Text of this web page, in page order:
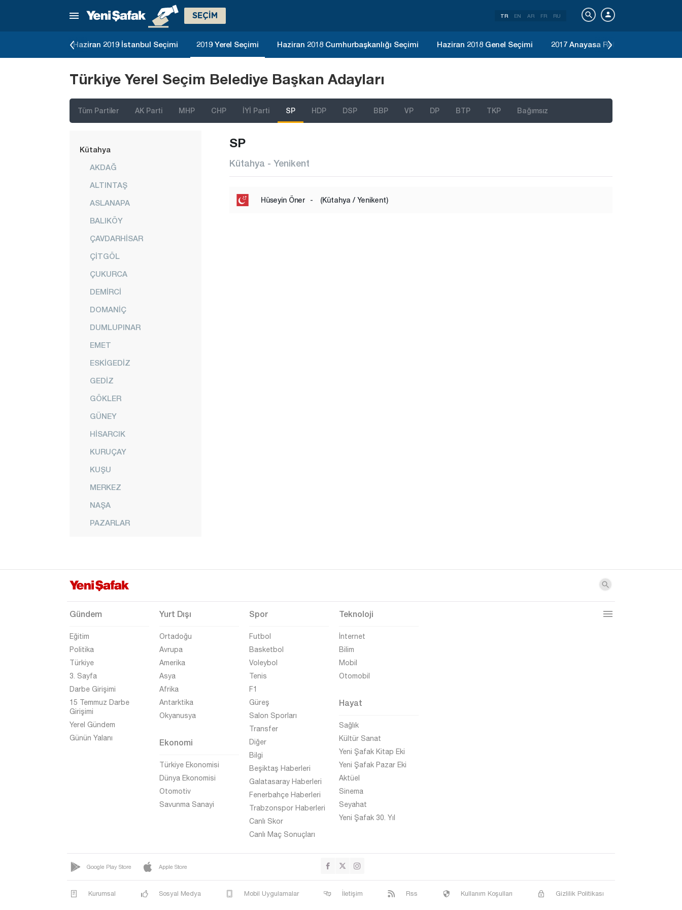
SEÇİM TR EN AR FR RU
Haziran 2019 İstanbul Seçimi 2019 Yerel Seçimi Haziran 2018 Cumhurbaşkanlığı Seçimi Haziran 2018 Genel Seçimi 2017 Anayasa Referandumu
Türkiye Yerel Seçim Belediye Başkan Adayları
Tüm Partiler AK Parti MHP CHP İYİ Parti SP HDP DSP BBP VP DP BTP TKP Bağımsız
Kırıkkale
Kırklareli
Kırşehir
Kocaeli
Kütahya
AKDAĞ
ALTINTAŞ
ASLANAPA
BALIKÖY
ÇAVDARHİSAR
ÇİTGÖL
ÇUKURCA
DEMİRCİ
DOMANİÇ
DUMLUPINAR
EMET
ESKİGEDİZ
GEDİZ
GÖKLER
GÜNEY
HİSARCIK
KURUÇAY
KUŞU
MERKEZ
NAŞA
PAZARLAR
TAVŞANLI
TEPECİK
YENİKENT
Malatya
Manisa
Mardin
Mersin
Muğla
Samsun
Siirt
SP
Kütahya - Yenikent
Hüseyin Öner - (Kütahya / Yenikent)
Gündem
Eğitim
Politika
Türkiye
3. Sayfa
Darbe Girişimi
15 Temmuz Darbe
Girişimi
Yerel Gündem
Günün Yalanı
Yurt Dışı
Ortadoğu
Avrupa
Amerika
Asya
Afrika
Antarktika
Okyanusya
Ekonomi
Türkiye Ekonomisi
Dünya Ekonomisi
Otomotiv
Savunma Sanayi
Spor
Futbol
Basketbol
Voleybol
Tenis
F1
Güreş
Salon Sporları
Transfer
Diğer
Bilgi
Beşiktaş Haberleri
Galatasaray Haberleri
Fenerbahçe Haberleri
Trabzonspor Haberleri
Canlı Skor
Canlı Maç Sonuçları
Teknoloji
İnternet
Bilim
Mobil
Otomobil
Hayat
Sağlık
Kültür Sanat
Yeni Şafak Kitap Eki
Yeni Şafak Pazar Eki
Aktüel
Sinema
Seyahat
Yeni Şafak 30. Yıl
Google Play Store Apple Store
Kurumsal Sosyal Medya Mobil Uygulamalar İletişim Rss Kullanım Koşulları Gizlilik Politikası